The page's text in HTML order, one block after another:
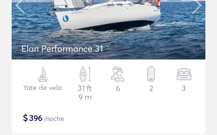
Elan Performance 31
Yate de vela
31 ft
9 m
6 2 3
$396 /noche